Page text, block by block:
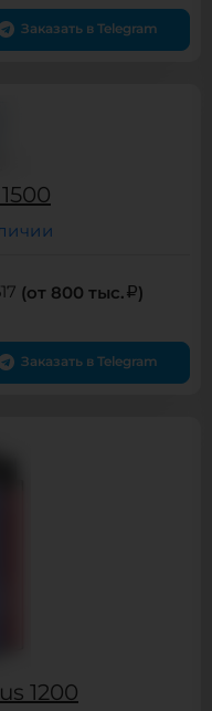
Заказать в Telegram
(от 800 тыс. )
Заказать в Telegram
1200